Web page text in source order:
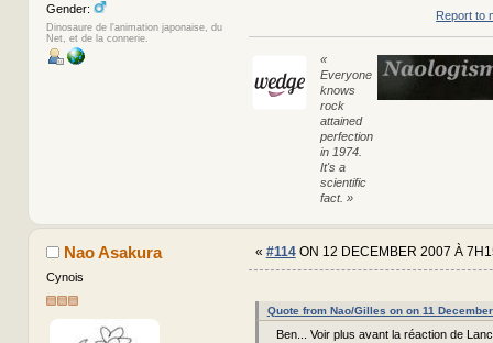
Gender:
Dinosaure de l'animation japonaise, du
Net, et de la connerie.
Report to
«
Everyone
knows
rock
attained
perfection
in 1974.
It's a
scientific
fact. »
Nao Asakura
Cynois
« #114ON 12 DECEMBER 2007 À
Quote from Nao/Gilles on on 11
Ben... Voir plus avant la réaction de